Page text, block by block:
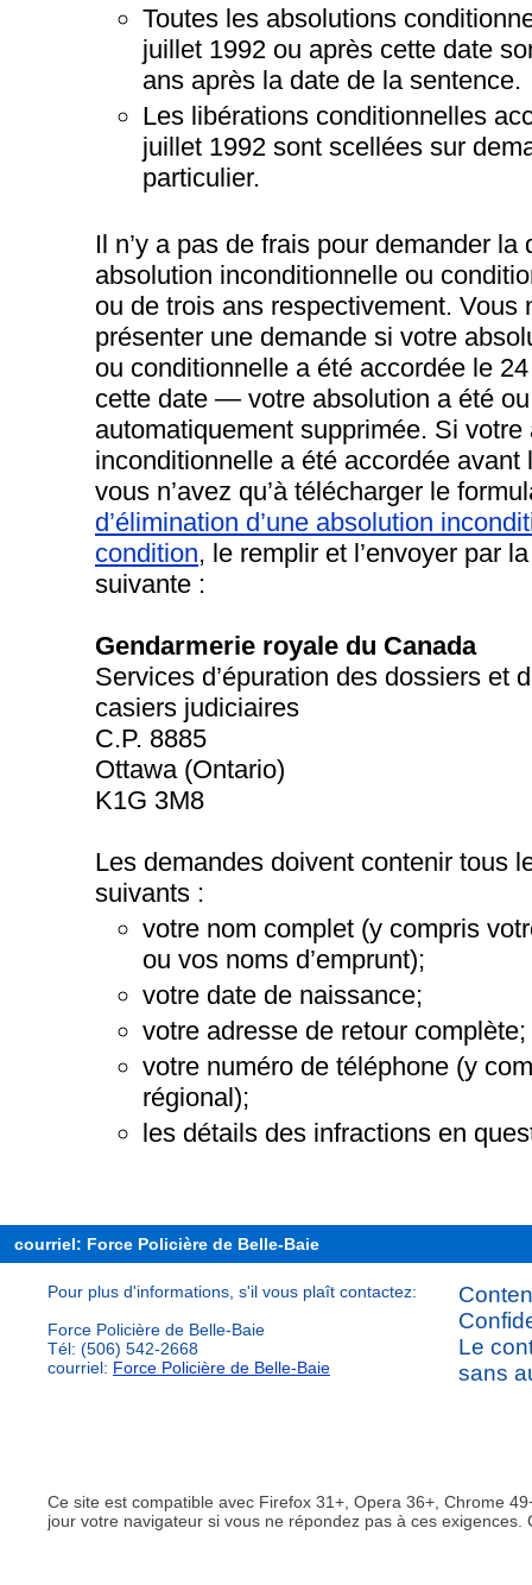
Toutes les absolutions
juillet 1992 ou après cette date
ans après la date de la sentence.
Les libérations conditionnelles
juillet 1992 sont scellées sur
particulier.
Il n’y a pas de frais pour demander la
absolution inconditionnelle ou
ou de trois ans respectivement. Vous
présenter une demande si votre
ou conditionnelle a été accordée le
cette date — votre absolution a été
automatiquement supprimée. Si votre
inconditionnelle a été accordée avant
vous n’avez qu’à télécharger le
d’élimination d’une absolution
condition, le remplir et l’envoyer par
suivante :
Gendarmerie royale du Canada
Services d’épuration des dossiers et
casiers judiciaires
C.P. 8885
Ottawa (Ontario)
K1G 3M8
Les demandes doivent contenir tous
suivants :
votre nom complet (y compris
ou vos noms d’emprunt);
votre date de naissance;
votre adresse de retour complète;
votre numéro de téléphone (y
régional);
les détails des infractions en
courriel: Force Policière de Belle-Baie
Pour plus d'informations, s'il vous plaît contactez:
Force Policière de Belle-Baie
Tél: (506) 542-2668
courriel: Force Policière de Belle-Baie
Le
sans
Ce site est compatible avec Firefox 31+, Opera 36+, Chrome
jour votre navigateur si vous ne répondez pas à ces